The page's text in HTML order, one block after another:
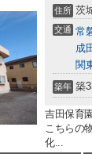
住所 茨
交通 常
成
関
築年 築
吉田保育
こちらの
化...